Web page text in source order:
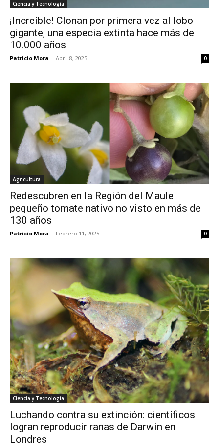
Ciencia y Tecnología
¡Increíble! Clonan por primera vez al lobo
gigante, una especia extinta hace más de
10.000 años
Patricio Mora - Abril 8, 2025 0
Agricultura
Redescubren en la Región del Maule
pequeño tomate nativo no visto en más de
130 años
Patricio Mora - Febrero 11, 2025 0
Ciencia y Tecnología
Luchando contra su extinción: científicos
logran reproducir ranas de Darwin en
Londres